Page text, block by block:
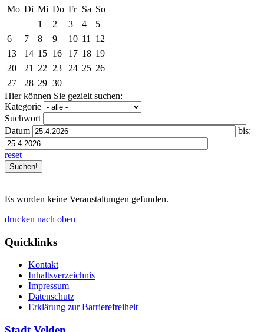
Mo Di Mi Do Fr Sa So
1
2 3 4
5
6
7 8 9 10 11
12
13
14 15 16 17 18 19
20
21 22 23 24 25 26
27
28 29 30
Hier können Sie gezielt suchen:
Kategorie
Suchwort
Datum
bis:
reset
Es wurden keine Veranstaltungen gefunden.
drucken nach oben
Quicklinks
Kontakt
Inhaltsverzeichnis
Impressum
Datenschutz
Erklärung zur Barrierefreiheit